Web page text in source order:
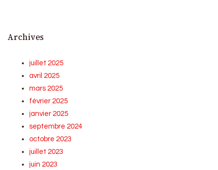
Archives
juillet 2025
avril 2025
mars 2025
février 2025
janvier 2025
septembre 2024
octobre 2023
juillet 2023
juin 2023